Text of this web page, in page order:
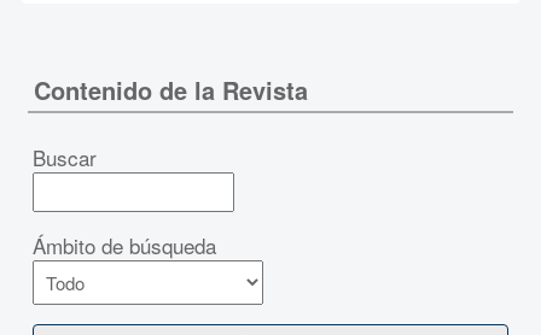
Contenido de la Revista
Buscar
Ámbito de búsqueda